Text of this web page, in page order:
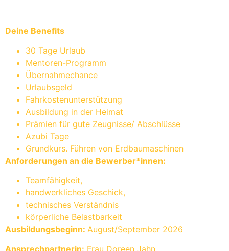
Deine Benefits
30 Tage Urlaub
Mentoren-Programm
Übernahmechance
Urlaubsgeld
Fahrkostenunterstützung
Ausbildung in der Heimat
Prämien für gute Zeugnisse/ Abschlüsse
Azubi Tage
Grundkurs. Führen von Erdbaumaschinen
Anforderungen an die Bewerber*innen:
Teamfähigkeit,
handwerkliches Geschick,
technisches Verständnis
körperliche Belastbarkeit
Ausbildungsbeginn: August/September 2026
Ansprechpartnerin: Frau Doreen Jahn